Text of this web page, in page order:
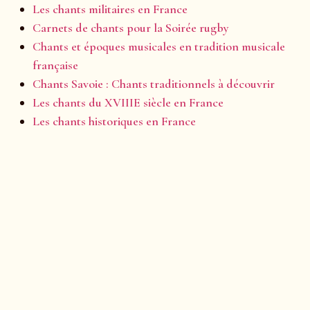
Les chants militaires en France
Carnets de chants pour la Soirée rugby
Chants et époques musicales en tradition musicale
française
Chants Savoie : Chants traditionnels à découvrir
Les chants du XVIIIE siècle en France
Les chants historiques en France